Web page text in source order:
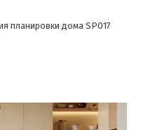
планировки дома SP017